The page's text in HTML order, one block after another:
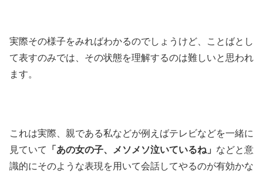
実際その様子をみればわかるのでしょうけど、ことばとし
て表すのみでは、その状態を理解するのは難しいと思われ
ます。
これは実際、親である私などが例えばテレビなどを一緒に
見ていて
「あの女の子、メソメソ泣いているね」 などと意
識的にそのような表現を用いて会話してやるのが有効かな